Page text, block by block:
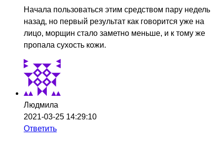
Начала пользоваться этим средством пару недель
назад, но первый результат как говорится уже на
лицо, морщин стало заметно меньше, и к тому же
пропала сухость кожи.
Людмила
2021-03-25 14:29:10
Ответить